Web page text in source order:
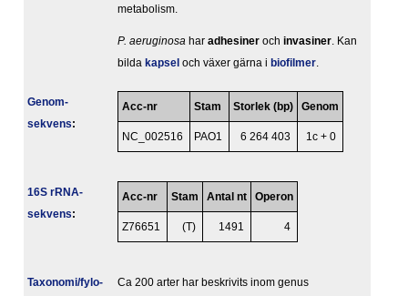
metabolism.
P. aeruginosa har adhesiner och invasiner . Kan
bilda kapsel och växer gärna i biofilmer
Genom­
sekvens:
Acc-nr Stam Storlek (bp) Genom
NC_002516 PAO1 6 264 403 1c + 0
16S rRNA-
sekvens:
Acc-nr Stam Antal nt Operon
Z76651 (T) 1491 4
Taxonomi/fylo­ Ca 200 arter har beskrivits inom genus